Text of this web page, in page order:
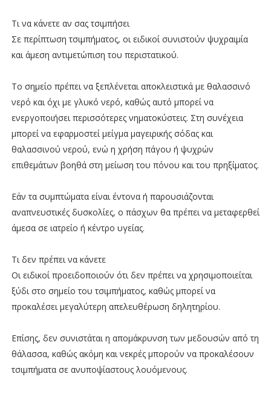
Τι να κάνετε αν σας τσιμπήσει
Σε περίπτωση τσιμπήματος, οι ειδικοί συνιστούν ψυχραιμία
και άμεση αντιμετώπιση του περιστατικού.
Το σημείο πρέπει να ξεπλένεται αποκλειστικά με θαλασσινό
νερό και όχι με γλυκό νερό, καθώς αυτό μπορεί να
ενεργοποιήσει περισσότερες νηματοκύστεις. Στη συνέχεια
μπορεί να εφαρμοστεί μείγμα μαγειρικής σόδας και
θαλασσινού νερού, ενώ η χρήση πάγου ή ψυχρών
επιθεμάτων βοηθά στη μείωση του πόνου και του πρηξίματος.
Εάν τα συμπτώματα είναι έντονα ή παρουσιάζονται
αναπνευστικές δυσκολίες, ο πάσχων θα πρέπει να μεταφερθεί
άμεσα σε ιατρείο ή κέντρο υγείας.
Τι δεν πρέπει να κάνετε
Οι ειδικοί προειδοποιούν ότι δεν πρέπει να χρησιμοποιείται
ξύδι στο σημείο του τσιμπήματος, καθώς μπορεί να
προκαλέσει μεγαλύτερη απελευθέρωση δηλητηρίου.
Επίσης, δεν συνιστάται η απομάκρυνση των μεδουσών από τη
θάλασσα, καθώς ακόμη και νεκρές μπορούν να προκαλέσουν
τσιμπήματα σε ανυποψίαστους λουόμενους.